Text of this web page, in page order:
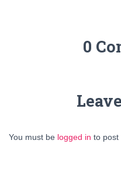
0
You must be logged in to post